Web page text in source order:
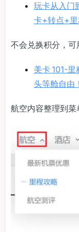
玩卡从入
卡+转点+
不会兑换积分，
美卡 101-
头等舱自由！
航空内容整理到